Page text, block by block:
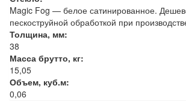
Magic Fog — белое сатинированное.
пескоструйной обработкой при
Толщина, мм:
38
Масса брутто, кг:
15,05
Объем, куб.м:
0,06